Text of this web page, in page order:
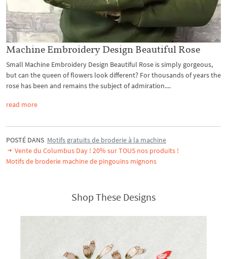
Machine Embroidery Design Beautiful Rose
Small Machine Embroidery Design Beautiful Rose is simply gorgeous,
but can the queen of flowers look different? For thousands of years the
rose has been and remains the subject of admiration....
read more
POSTÉ DANS Motifs gratuits de broderie à la machine
Vente du Columbus Day ! 20% sur TOUS nos produits !
Motifs de broderie machine de pingouins mignons
Shop These Designs